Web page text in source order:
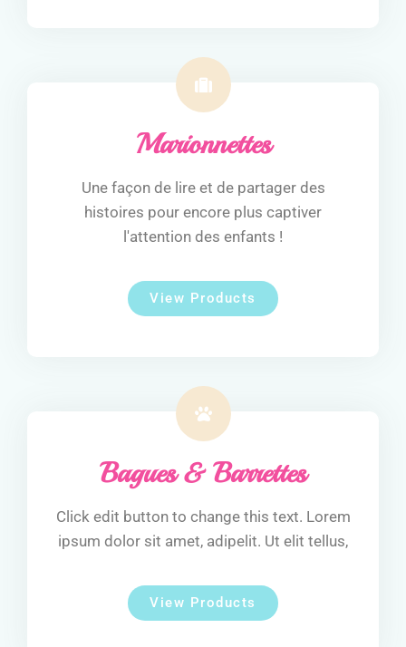
Marionnettes
Une façon de lire et de partager des
histoires pour encore plus captiver
l'attention des enfants !
View Products
Bagues & Barrettes
Click edit button to change this text. Lorem
ipsum dolor sit amet, adipelit. Ut elit tellus,
View Products